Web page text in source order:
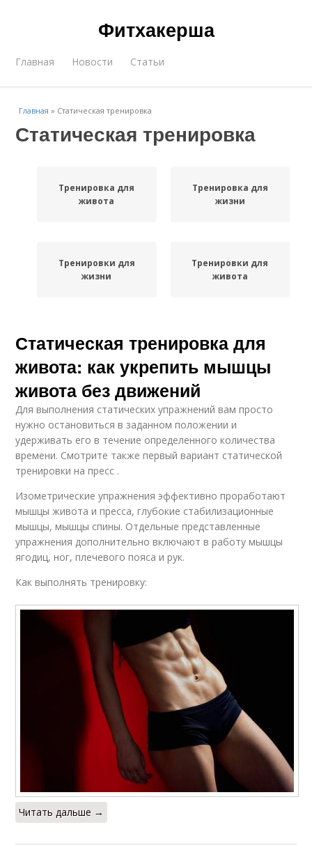
Фитхакерша
Главная Новости Статьи
Главная » Статическая тренировка
Статическая тренировка
Тренировка для
живота
Тренировка для
жизни
Тренировки для
жизни
Тренировки для
живота
Статическая тренировка для
живота: как укрепить мышцы
живота без движений
Для выполнения статических упражнений вам просто
нужно остановиться в заданном положении и
удерживать его в течение определенного количества
времени. Смотрите также первый вариант статической
тренировки на пресс .
Изометрические упражнения эффективно проработают
мышцы живота и пресса, глубокие стабилизационные
мышцы, мышцы спины. Отдельные представленные
упражнения дополнительно включают в работу мышцы
ягодиц, ног, плечевого пояса и рук.
Как выполнять тренировку:
Читать дальше →